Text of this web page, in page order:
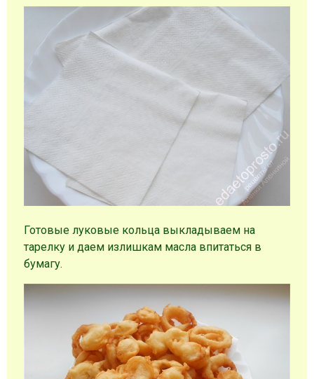
Готовые луковые кольца выкладываем на
тарелку и даем излишкам масла впитаться в
бумагу.